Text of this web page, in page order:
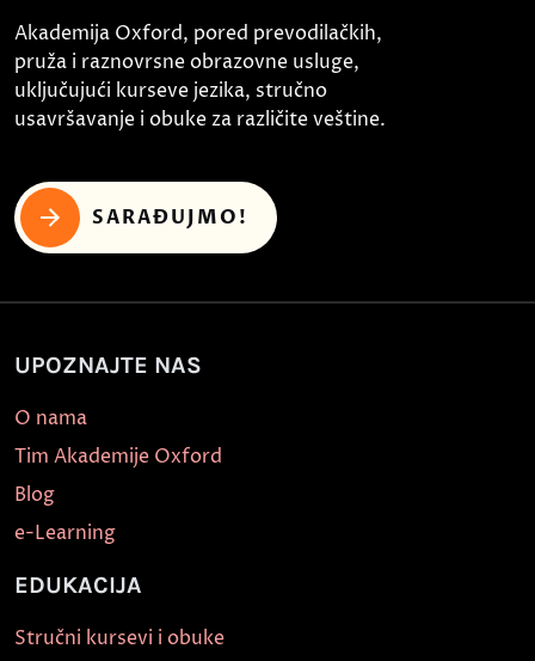
Akademija Oxford, pored prevodilačkih,
pruža i raznovrsne obrazovne usluge,
uključujući kurseve jezika, stručno
usavršavanje i obuke za različite veštine.
SARAĐUJMO!
UPOZNAJTE NAS
O nama
Tim Akademije Oxford
Blog
e-Learning
EDUKACIJA
Stručni kursevi i obuke